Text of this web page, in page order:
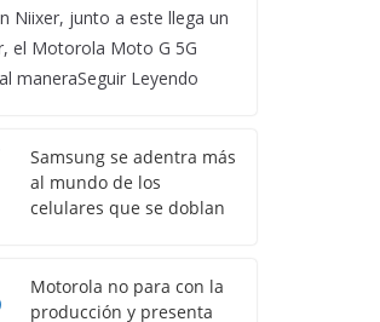
Niixer, junto a este llega un
el Motorola Moto G 5G
maneraSeguir Leyendo
Samsung se adentra más
al mundo de los
celulares que se doblan
Motorola no para con la
producción y presenta